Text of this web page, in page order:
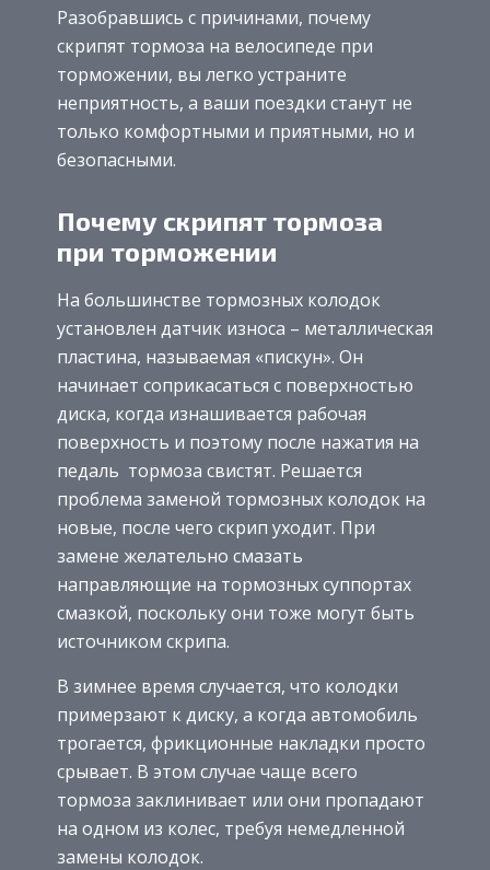
Разобравшись с причинами, почему
скрипят тормоза на велосипеде при
торможении, вы легко устраните
неприятность, а ваши поездки станут не
только комфортными и приятными, но и
безопасными.
Почему скрипят тормоза
при торможении
На большинстве тормозных колодок
установлен датчик износа – металлическая
пластина, называемая «пискун». Он
начинает соприкасаться с поверхностью
диска, когда изнашивается рабочая
поверхность и поэтому после нажатия на
педаль тормоза свистят. Решается
проблема заменой тормозных колодок на
новые, после чего скрип уходит. При
замене желательно смазать
направляющие на тормозных суппортах
смазкой, поскольку они тоже могут быть
источником скрипа.
В зимнее время случается, что колодки
примерзают к диску, а когда автомобиль
трогается, фрикционные накладки просто
срывает. В этом случае чаще всего
тормоза заклинивает или они пропадают
на одном из колес, требуя немедленной
замены колодок.